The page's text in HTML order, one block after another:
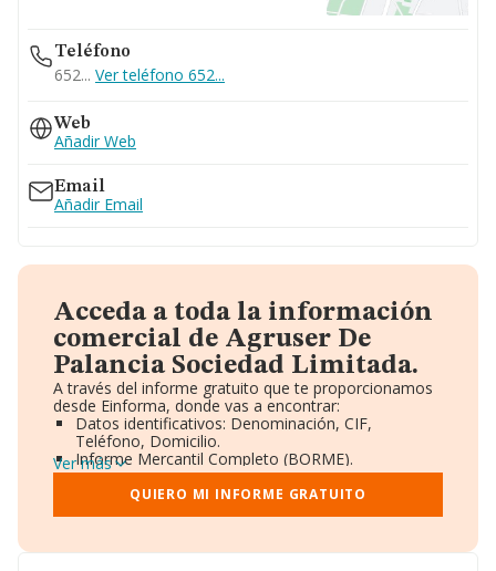
Teléfono
652... Ver teléfono 652...
Web
Añadir Web
Email
Añadir Email
Acceda a toda la información
comercial de Agruser De
Palancia Sociedad Limitada.
A través del informe gratuito que te proporcionamos
desde Einforma, donde vas a encontrar:
Datos identificativos: Denominación, CIF,
Teléfono, Domicilio.
Informe Mercantil Completo (BORME).
Gráficos de Evolución Ventas y Empleados.
Consejo de Administración y Administradores.
Directivos y Ejecutivos.
Ver más
QUIERO MI INFORME GRATUITO